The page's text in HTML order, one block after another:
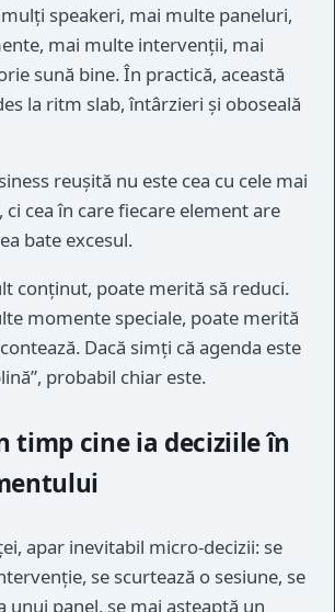
speakeri, mai multe paneluri,
mai multe intervenții, mai
sună bine. În practică, această
la ritm slab, întârzieri și oboseală
reușită nu este cea cu cele mai
cea în care fiecare element are
bate excesul.
conținut, poate merită să reduci.
momente speciale, poate merită
Dacă simți că agenda este
probabil chiar este.
timp cine ia deciziile în
apar inevitabil micro-decizii: se
se scurtează o sesiune, se
unui panel, se mai așteaptă un